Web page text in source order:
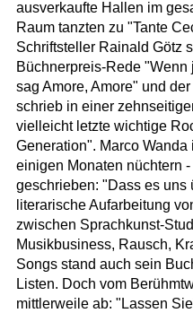
ausverkaufte Hallen im
Raum tanzten zu "Tante
Schriftsteller Rainald Götz
Büchnerpreis-Rede "Wenn
sag Amore, Amore" und
schrieb in einer
vielleicht letzte wichtige
Generation". Marco
einigen Monaten nüchtern
geschrieben: "Dass es uns
literarische Aufarbeitung
zwischen Sprachkunst-
Musikbusiness, Rausch,
Songs stand auch sein
Listen. Doch vom
mittlerweile ab: "Lassen